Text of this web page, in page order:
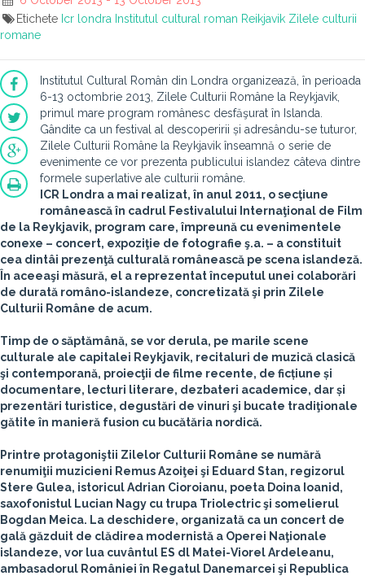
Etichete Icr londra Institutul cultural roman Reikjavik Zilele culturii
romane
Institutul Cultural Român din Londra organizează, în perioada
6-13 octombrie 2013, Zilele Culturii Române la Reykjavik,
primul mare program românesc desfăşurat în Islanda.
Gândite ca un festival al descoperirii și adresându-se tuturor,
Zilele Culturii Române la Reykjavik înseamnă o serie de
evenimente ce vor prezenta publicului islandez câteva dintre
formele superlative ale culturii române.
ICR Londra a mai realizat, în anul 2011, o secţiune
românească în cadrul Festivalului Internaţional de Film
de la Reykjavik, program care, împreună cu evenimentele
conexe – concert, expoziţie de fotografie ş.a. – a constituit
cea dintâi prezenţă culturală românească pe scena islandeză.
În aceeaşi măsură, el a reprezentat începutul unei colaborări
de durată româno-islandeze, concretizată şi prin Zilele
Culturii Române de acum.
Timp de o săptămână, se vor derula, pe marile scene
culturale ale capitalei Reykjavik, recitaluri de muzică clasică
şi contemporană, proiecţii de filme recente, de ficțiune și
documentare, lecturi literare, dezbateri academice, dar și
prezentări turistice, degustări de vinuri şi bucate tradiţionale
gătite în manieră fusion cu bucătăria nordică.
Printre protagoniştii Zilelor Culturii Române se numără
renumiţii muzicieni Remus Azoiţei şi Eduard Stan, regizorul
Stere Gulea, istoricul Adrian Cioroianu, poeta Doina Ioanid,
saxofonistul Lucian Nagy cu trupa Triolectric şi somelierul
Bogdan Meica. La deschidere, organizată ca un concert de
gală găzduit de clădirea modernistă a Operei Naţionale
islandeze, vor lua cuvântul ES dl Matei-Viorel Ardeleanu,
ambasadorul României în Regatul Danemarcei şi Republica